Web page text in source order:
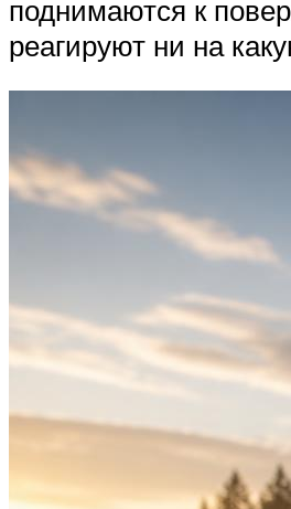
поднимаются к
реагируют ни на